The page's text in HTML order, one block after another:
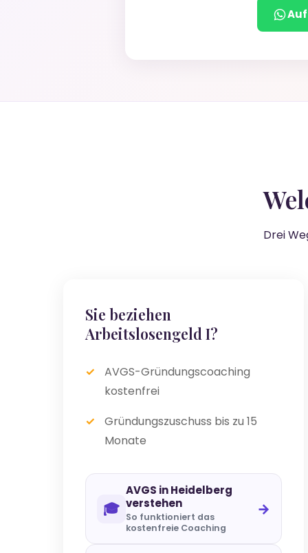
Drei
Sie beziehen
Arbeitslosengeld I?
AVGS-Gründungscoaching
kostenfrei
Gründungszuschuss bis zu 15
Monate
🎓
AVGS in Heidelberg
verstehen
So funktioniert das
kostenfreie Coaching
→